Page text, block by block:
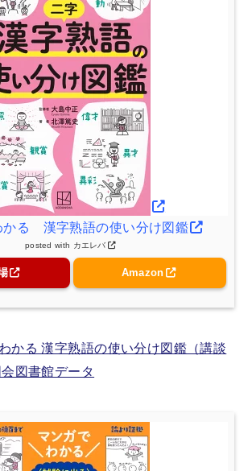
かる 漢字熟語の使い分け図鑑
posted with カエレバ
Amazon
かる 漢字熟語の使い分け図鑑（講談
図書館データ